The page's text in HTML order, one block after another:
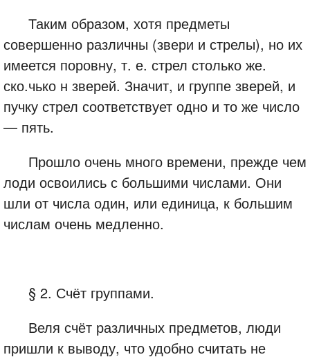
Таким образом, хотя предметы
совершенно различны (звери и стрелы), но их
имеется поровну, т. е. стрел столько же.
ско.чько н зверей. Значит, и группе зверей, и
пучку стрел соответствует одно и то же число
— пять.
Прошло очень много времени, прежде чем
лоди освоились с большими числами. Они
шли от числа один, или единица, к большим
числам очень медленно.
§ 2. Счёт группами.
Веля счёт различных предметов, люди
пришли к выводу, что удобно считать не